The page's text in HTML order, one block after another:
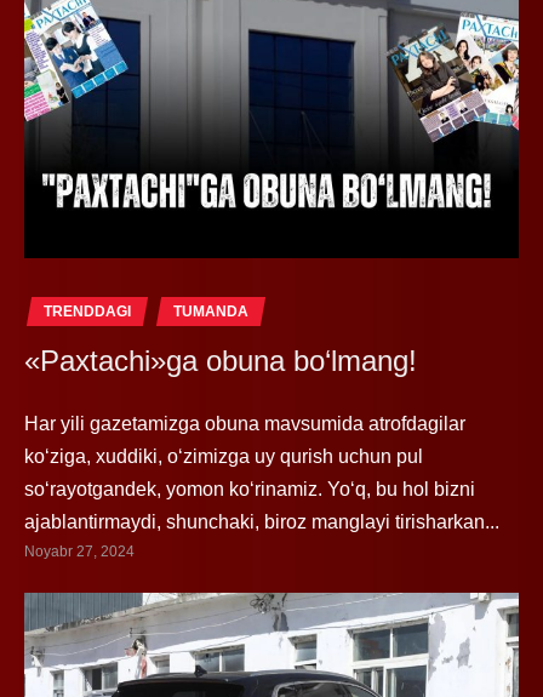
TRENDDAGI TUMANDA
«Paxtachi»ga obuna bo‘lmang!
Har yili gazetamizga obuna mavsumida atrofdagilar
ko‘ziga, xuddiki, o‘zimizga uy qurish uchun pul
so‘rayotgandek, yomon ko‘rinamiz. Yo‘q, bu hol bizni
ajablantirmaydi, shunchaki, biroz manglayi tirisharkan...
Noyabr 27, 2024